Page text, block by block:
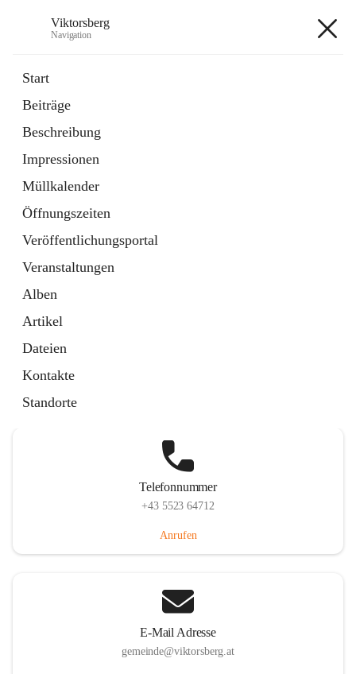
Viktorsberg
Navigation
Start
Beiträge
Beschreibung
Impressionen
Müllkalender
Öffnungszeiten
Veröffentlichungsportal
Veranstaltungen
Alben
Artikel
Dateien
Kontakte
Standorte
1 Schnellzugriff
Bürgerservice
10 Schnellzugriffe
Telefonnummer
+43 5523 64712
Anrufen
E-Mail Adresse
gemeinde@viktorsberg.at